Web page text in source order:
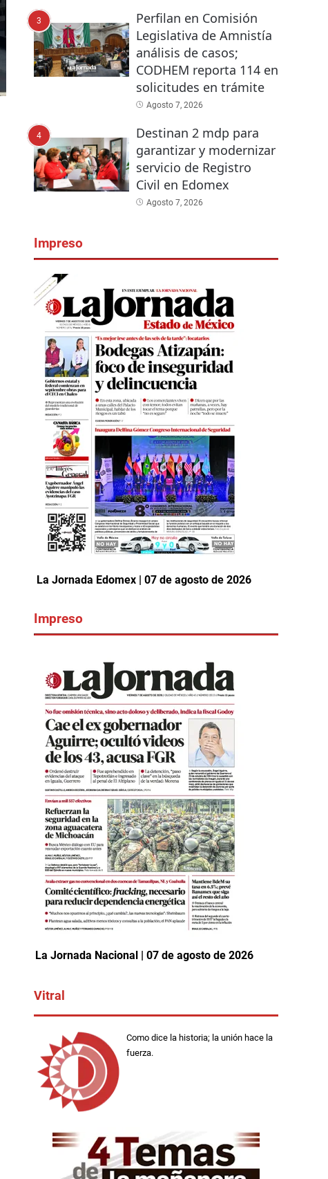
3
Perfilan en Comisión
Legislativa de Amnistía
análisis de casos;
CODHEM reporta 114 en
solicitudes en trámite
Agosto 7, 2026
4
Destinan 2 mdp para
garantizar y modernizar
servicio de Registro
Civil en Edomex
Agosto 7, 2026
Impreso
La Jornada Edomex | 07 de agosto de 2026
Impreso
La Jornada Nacional | 07 de agosto de 2026
Vitral
Como dice la historia; la unión hace la
fuerza.